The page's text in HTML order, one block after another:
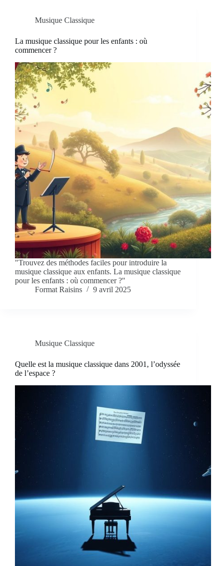
Musique Classique
La musique classique pour les enfants : où
commencer ?
"Trouvez des méthodes faciles pour introduire la
musique classique aux enfants. La musique classique
pour les enfants : où commencer ?"
Format Raisins
9 avril 2025
Musique Classique
Quelle est la musique classique dans 2001, l’odyssée
de l’espace ?